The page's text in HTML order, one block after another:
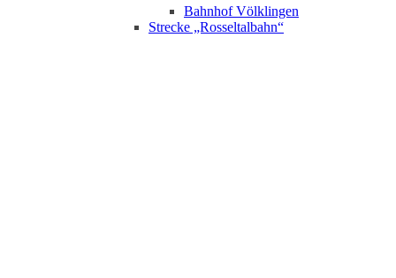
Bahnhof Völklingen
Strecke „Rosseltalbahn“